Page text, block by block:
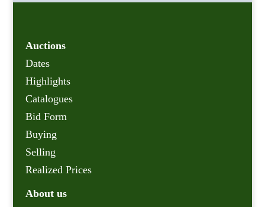
Auctions
Dates
Highlights
Catalogues
Bid Form
Buying
Selling
Realized Prices
About us